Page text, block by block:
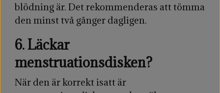
blödning är. Det rekommenderas att tömma
den minst två gånger dagligen.
6. Läckar
menstruationsdisken?
När den är korrekt isatt är